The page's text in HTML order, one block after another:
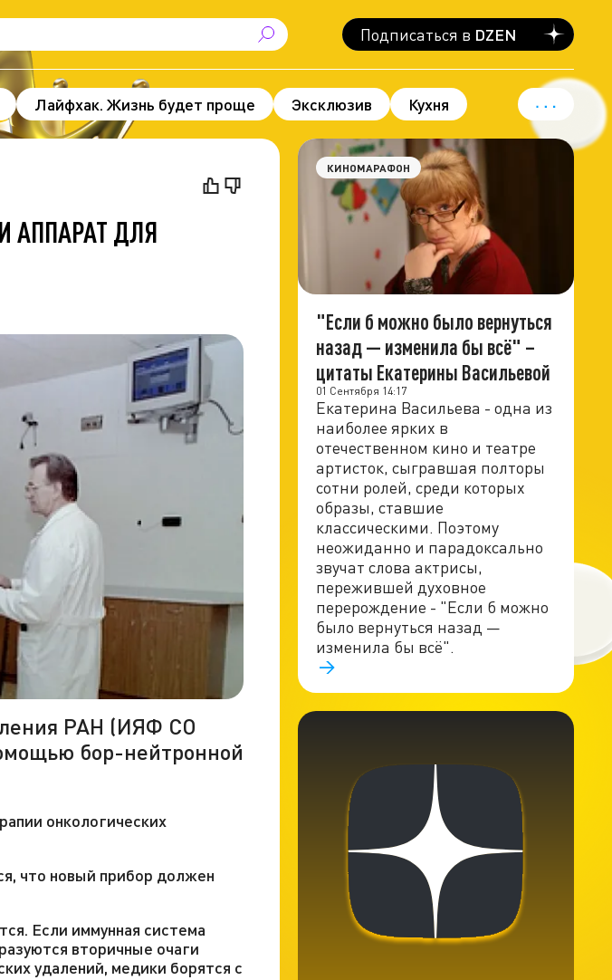
Подписаться в DZEN
Лайфхак. Жизнь будет проще Эксклюзив
Кухня
Здоровье Повод для гордости
Политика
АППАРАТ ДЛЯ
РАН (ИЯФ СО
бор-нейтронной
онкологических
что новый прибор должен
Если иммунная система
вторичные очаги
удалений, медики борятся с
КИНОМАРАФОН
"Если б можно было вернуться
назад — изменила бы всё" –
цитаты Екатерины Васильевой
01 Сентября 14:17
Екатерина Васильева - одна из
наиболее ярких в
отечественном кино и театре
артисток, сыгравшая полторы
сотни ролей, среди которых
образы, ставшие
классическими. Поэтому
неожиданно и парадоксально
звучат слова актрисы,
пережившей духовное
перерождение - "Если б можно
было вернуться назад —
изменила бы всё".